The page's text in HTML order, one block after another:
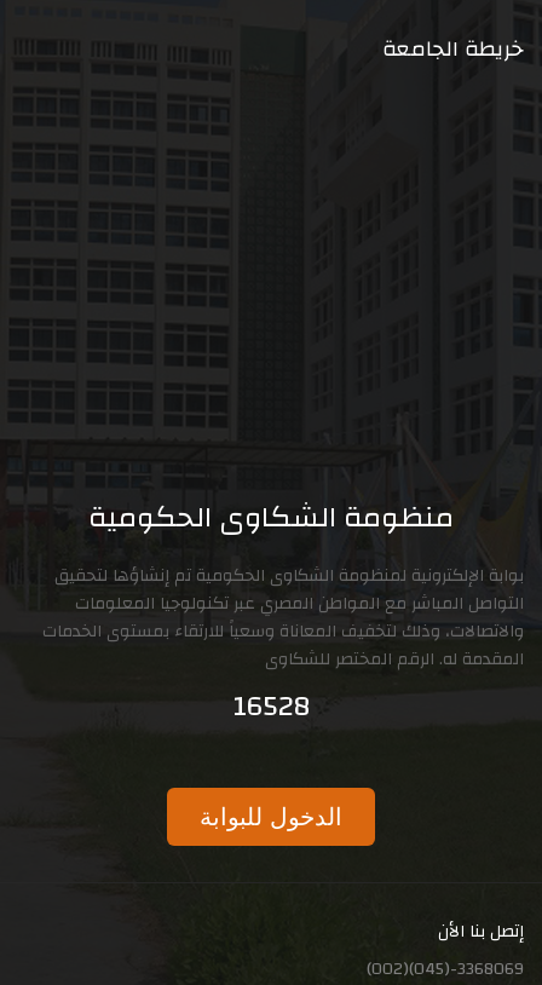
منظومة الشكاوى الحكومية
لمنظومة الشكاوى الحكومية تم إنشاؤها لتحقيق
مع المواطن المصري عبر تكنولوجيا المعلومات
وذلك لتخفيف المعاناة وسعياً للارتقاء بمستوى الخدمات
الرقم المختصر للشكاوى
الدخول للبوابة